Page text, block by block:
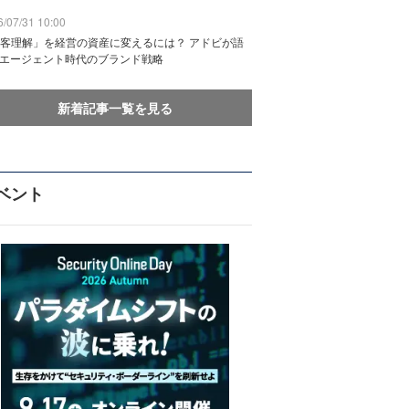
07/31 10:00
客理解」を経営の資産に変えるには？ アドビが語
ージェント時代のブランド戦略
新着記事一覧を見る
ント